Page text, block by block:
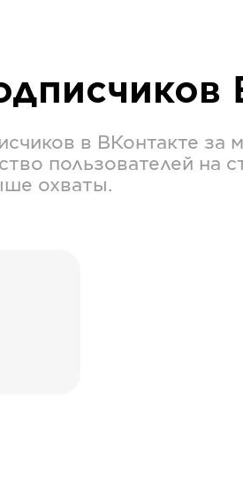
в ВКонтакте за
пользователей на
охваты.